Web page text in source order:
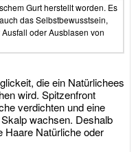
Gurt herstellt worden. Es
das Selbstbewusstsein,
oder Ausblasen von
die ein Natürlichees
wird. Spitzenfront
verdichten und eine
wachsen. Deshalb
Haare Natürliche oder